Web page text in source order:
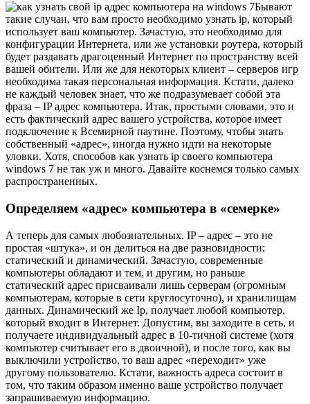
Бывают
такие случаи, что вам просто необходимо узнать ip, который
использует ваш компьютер. Зачастую, это необходимо для
конфигурации Интернета, или же установки роутера, который
будет раздавать драгоценный Интернет по пространству всей
вашей обители. Или же для некоторых клиент – серверов игр
необходима такая персональная информация. Кстати, далеко
не каждый человек знает, что же подразумевает собой эта
фраза – IP адрес компьютера. Итак, простыми словами, это и
есть фактический адрес вашего устройства, которое имеет
подключение к Всемирной паутине. Поэтому, чтобы знать
собственный «адрес», иногда нужно идти на некоторые
уловки. Хотя, способов как узнать ip своего компьютера
windows 7 не так уж и много. Давайте коснемся только самых
распространенных.
Определяем «адрес» компьютера в «семерке»
А теперь для самых любознательных. IP – адрес – это не
простая «штука», и он делиться на две разновидности:
статический и динамический. Зачастую, современные
компьютеры обладают и тем, и другим, но раньше
статический адрес присваивали лишь серверам (огромным
компьютерам, которые в сети круглосуточно), и хранилищам
данных. Динамический же Ip, получает любой компьютер,
который входит в Интернет. Допустим, вы заходите в сеть, и
получаете индивидуальный адрес в 10-тичной системе (хотя
компьютер считывает его в двоичной), и после того, как вы
выключили устройство, то ваш адрес «переходит» уже
другому пользователю. Кстати, важность адреса состоит в
том, что таким образом именно ваше устройство получает
запрашиваемую информацию.